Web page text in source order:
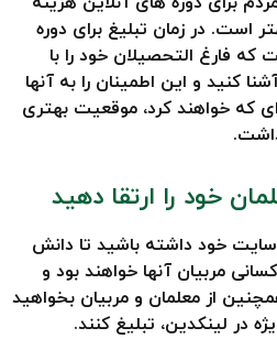
است. در زمان تبلیغ برای دوره
که فارغ التحصیلان خود را با
کنید و این اطمینان را به آنها
ای که خواهند کرد، موقعیت بهتری
خود را ارتقا دهید
خود داشته باشید تا دانش
مربیان آنها خواهند بود و
از معلمان و مربیان بخواهید
در لینکدین، تبلیغ کنند.